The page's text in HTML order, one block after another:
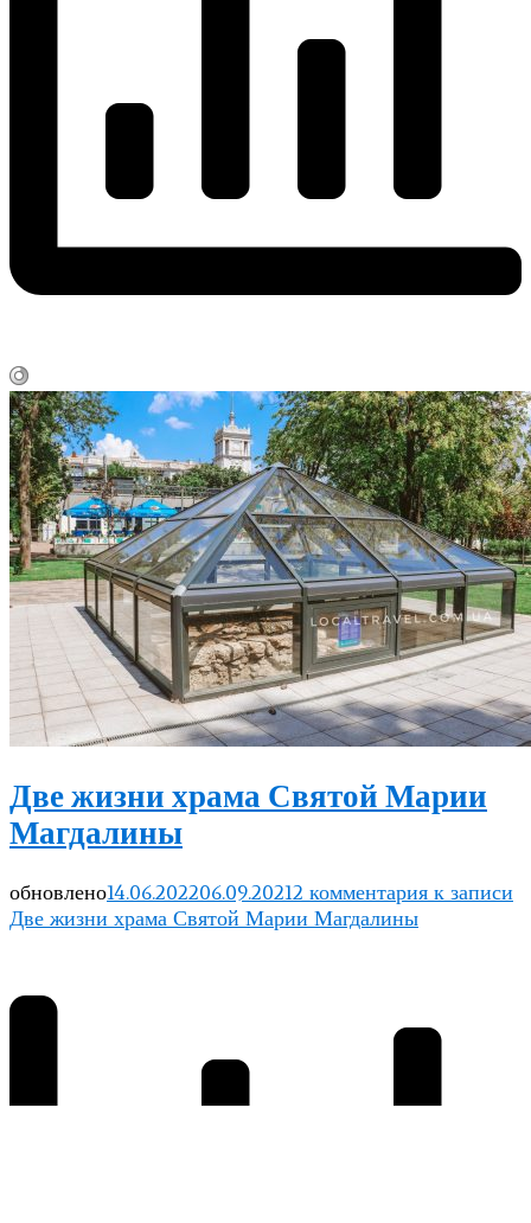
Две жизни храма Святой Марии
Магдалины
обновлено14.06.202206.09.20212 комментария к записи
Две жизни храма Святой Марии Магдалины